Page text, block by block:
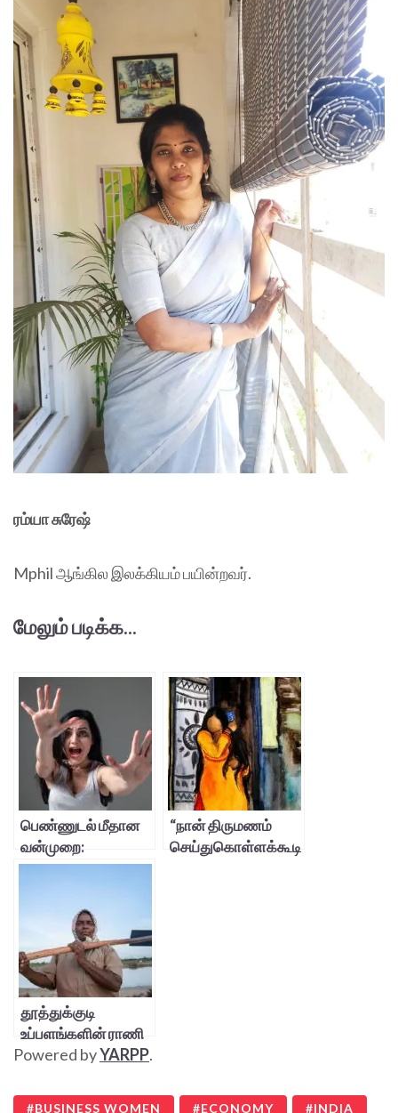
ரம்யா சுரேஷ்
Mphil ஆங்கில இலக்கியம் பயின்றவர்.
மேலும் படிக்க...
பெண்ணுடல் மீதான
வன்முறை:
இந்தியாவின்
பக்கங்களின்
கசக்கும் உண்மை
“நான் திருமணம்
செய்துகொள்ளக்கூடி
தூத்துக்குடி
உப்பளங்களின் ராணி
Powered byYARPP.
BUSINESS WOMEN ECONOMY INDIA